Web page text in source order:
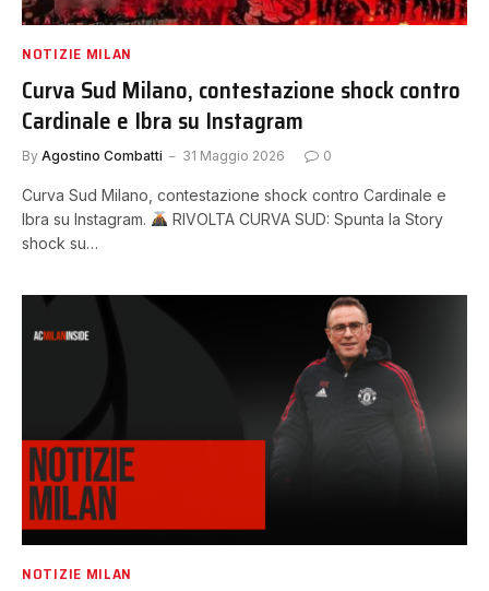
NOTIZIE MILAN
Curva Sud Milano, contestazione shock contro
Cardinale e Ibra su Instagram
By Agostino Combatti 31 Maggio 2026 0
Curva Sud Milano, contestazione shock contro Cardinale e
Ibra su Instagram.
RIVOLTA CURVA SUD: Spunta la Story
shock su…
NOTIZIE MILAN